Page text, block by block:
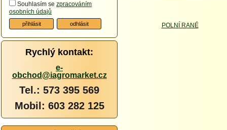
Souhlasím se zpracováním
osobních údajů
Rychlý kontakt:
e-
obchod@iagromarket.cz
Tel.: 573 395 569
Mobil: 603 282 125